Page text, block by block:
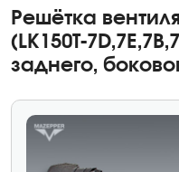
Решётка
(LK150T-
заднего,